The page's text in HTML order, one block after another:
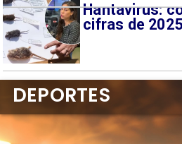
Hantavirus:
cifras de
DEPORTES